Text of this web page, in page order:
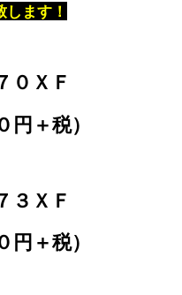
ます！
０ＸＦ
円＋税）
３ＸＦ
円＋税）